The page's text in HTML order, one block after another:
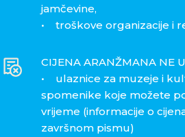
jamčevine,
• troškove organizacije i
CIJENA ARANŽMANA NE
• ulaznice za muzeje i
spomenike koje možete
vrijeme (informacije o
završnom pismu)